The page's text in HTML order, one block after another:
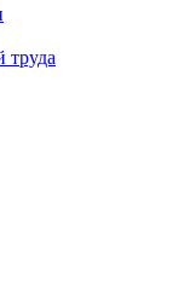
труда